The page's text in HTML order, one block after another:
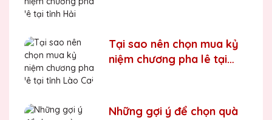
Tại sao nên chọn mua kỷ
niệm chương pha lê tại
Những gợi ý để chọn quà